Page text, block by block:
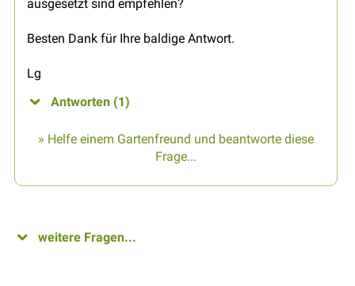
ausgesetzt sind empfehlen?
Besten Dank für Ihre baldige Antwort.
Lg
Antworten (1)
» Helfe einem Gartenfreund und beantworte diese
Frage...
weitere Fragen...